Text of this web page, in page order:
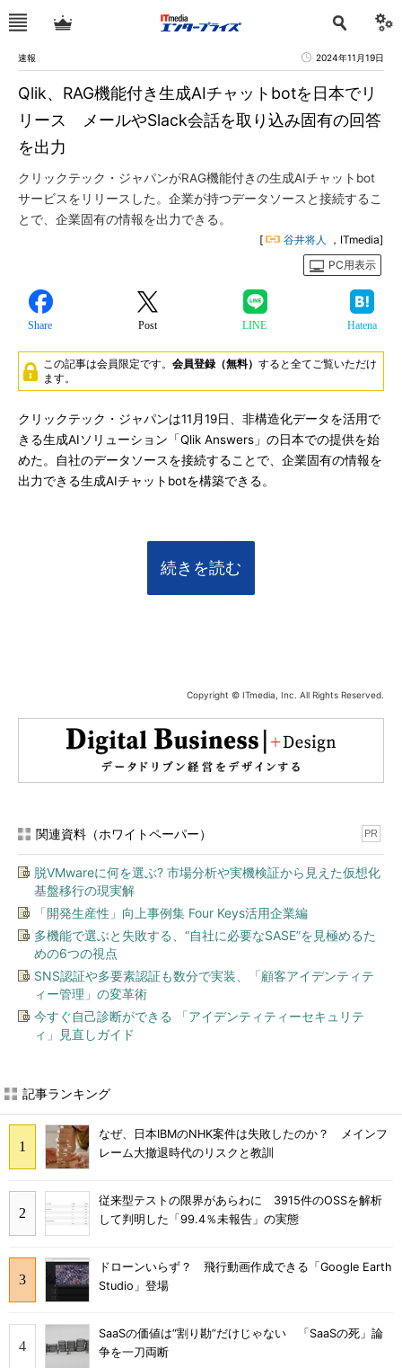
速報 2024年11月19日
Qlik、RAG機能付き生成AIチャットbotを日本でリ
リース メールやSlack会話を取り込み固有の回答
を出力
クリックテック・ジャパンがRAG機能付きの生成AIチャットbot
サービスをリリースした。企業が持つデータソースと接続するこ
とで、企業固有の情報を出力できる。
[ 谷井将人
，ITmedia]
PC用表示
Share Post LINE Hatena
この記事は会員限定です。 会員登録（無料） すると全てご覧いただけ
ます。
クリックテック・ジャパンは11月19日、非構造化データを活用で
きる生成AIソリューション「Qlik Answers」の日本での提供を始
めた。自社のデータソースを接続することで、企業固有の情報を
出力できる生成AIチャットbotを構築できる。
続きを読む
Copyright © ITmedia, Inc. All Rights Reserved.
関連資料（ホワイトペーパー） PR
脱VMwareに何を選ぶ? 市場分析や実機検証から見えた仮想化
基盤移行の現実解
「開発生産性」向上事例集 Four Keys活用企業編
多機能で選ぶと失敗する、“自社に必要なSASE”を見極めるた
めの6つの視点
SNS認証や多要素認証も数分で実装、「顧客アイデンティテ
ィー管理」の変革術
今すぐ自己診断ができる 「アイデンティティーセキュリテ
ィ」見直しガイド
記事ランキング
なぜ、日本IBMのNHK案件は失敗したのか？ メインフ
レーム大撤退時代のリスクと教訓
従来型テストの限界があらわに 3915件のOSSを解析
して判明した「99.4％未報告」の実態
ドローンいらず？ 飛行動画作成できる「Google Earth
Studio」登場
SaaSの価値は“割り勘”だけじゃない 「SaaSの死」論
争を一刀両断